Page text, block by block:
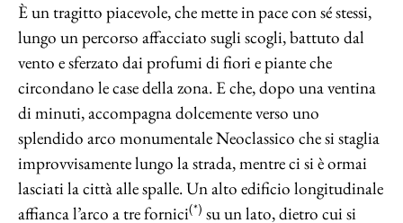
È un tragitto piacevole, che mette in pace con sé stessi,
lungo un percorso affacciato sugli scogli, battuto dal
vento e sferzato dai profumi di fiori e piante che
circondano le case della zona. E che, dopo una ventina
di minuti, accompagna dolcemente verso uno
splendido arco monumentale Neoclassico che si staglia
improvvisamente lungo la strada, mentre ci si è ormai
lasciati la città alle spalle. Un alto edificio longitudinale
affianca l’arco a tre fornici(*) su un lato, dietro cui si